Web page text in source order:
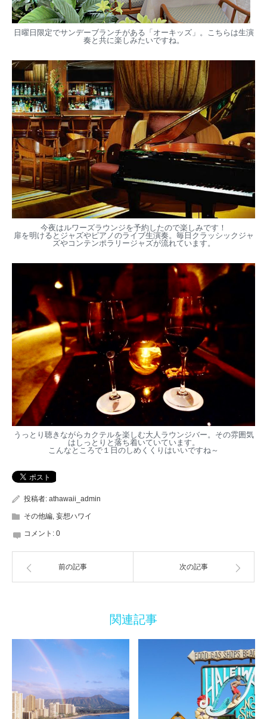
日曜日限定でサンデーブランチがある「オーキッズ」。こちらは生演
奏と共に楽しみたいですね。
今夜はルワーズラウンジを予約したので楽しみです！
扉を明けるとジャズやピアノのライブ生演奏。毎日クラッシックジャ
ズやコンテンポラリージャズが流れています。
うっとり聴きながらカクテルを楽しむ大人ラウンジバー。その雰囲気
はしっとりと落ち着いていています。
こんなところで１日のしめくくりはいいですね～
投稿者: athawaii_admin
その他編, 妄想ハワイ
コメント: 0
前の記事 次の記事
関連記事